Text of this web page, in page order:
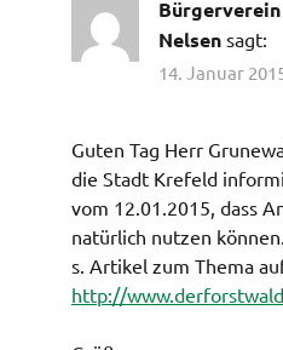
Nelsen sagt:
14. Januar
Guten Tag Herr
die Stadt Krefeld
vom 12.01.2015, dass
natürlich nutzen können.
s. Artikel zum Thema
http://